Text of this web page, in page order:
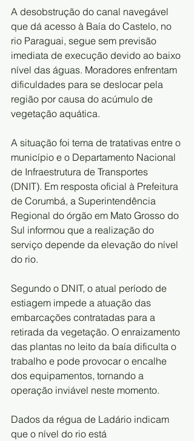
A desobstrução do canal navegável
que dá acesso à Baía do Castelo, no
rio Paraguai, segue sem previsão
imediata de execução devido ao baixo
nível das águas. Moradores enfrentam
dificuldades para se deslocar pela
região por causa do acúmulo de
vegetação aquática.
A situação foi tema de tratativas entre o
município e o Departamento Nacional
de Infraestrutura de Transportes
(DNIT). Em resposta oficial à Prefeitura
de Corumbá, a Superintendência
Regional do órgão em Mato Grosso do
Sul informou que a realização do
serviço depende da elevação do nível
do rio.
Segundo o DNIT, o atual período de
estiagem impede a atuação das
embarcações contratadas para a
retirada da vegetação. O enraizamento
das plantas no leito da baía dificulta o
trabalho e pode provocar o encalhe
dos equipamentos, tornando a
operação inviável neste momento.
Dados da régua de Ladário indicam
que o nível do rio está